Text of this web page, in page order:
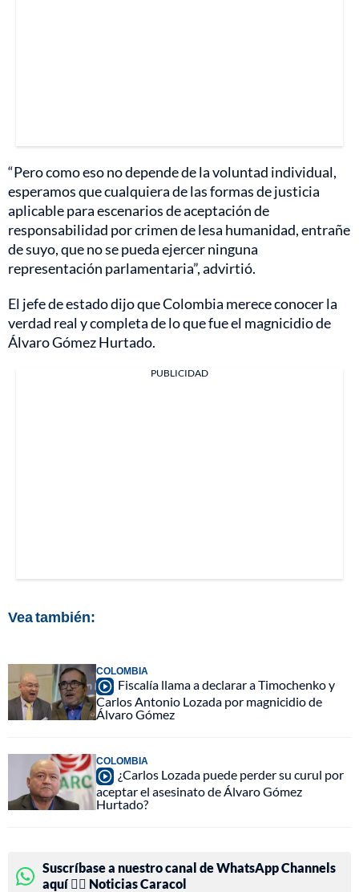
“Pero como eso no depende de la voluntad individual,
esperamos que cualquiera de las formas de justicia
aplicable para escenarios de aceptación de
responsabilidad por crimen de lesa humanidad, entrañe
de suyo, que no se pueda ejercer ninguna
representación parlamentaria”, advirtió.
El jefe de estado dijo que Colombia merece conocer la
verdad real y completa de lo que fue el magnicidio de
Álvaro Gómez Hurtado.
PUBLICIDAD
Vea también:
COLOMBIA
Fiscalía llama a declarar a Timochenko y
Carlos Antonio Lozada por magnicidio de
Álvaro Gómez
COLOMBIA
¿Carlos Lozada puede perder su curul por
aceptar el asesinato de Álvaro Gómez
Hurtado?
Suscríbase a nuestro canal de WhatsApp Channels
aquí 👉🏻 Noticias Caracol